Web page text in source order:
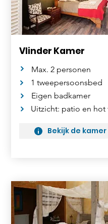
Vlinder Kamer
Max. 2 personen
1 tweepersoonsbed
Eigen badkamer
Uitzicht: patio en hot
Bekijk de kamer